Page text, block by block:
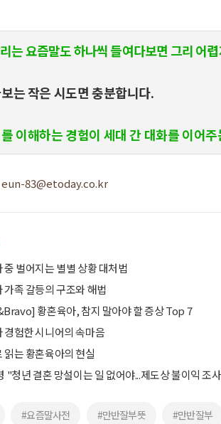
는 요즘말도 하나씩 들여다보면 그리 어
는 작은 시도면 충분합니다.
이해하는 경험이 세대 간 대화를 이어
eun-83@etoday.co.kr
중 벌어지는 별별 상황 대처법
가족 갈등의 구조와 해법
황혼육아, 참지 말아야 할 증상 Top 7
경험한 시니어의 속마음
읽는 황혼육아의 현실
"청년 결혼 망설이는 일 없어야...제도상 불이익 조
#요즘말사전 #만반잘부뜻 #만반잘부